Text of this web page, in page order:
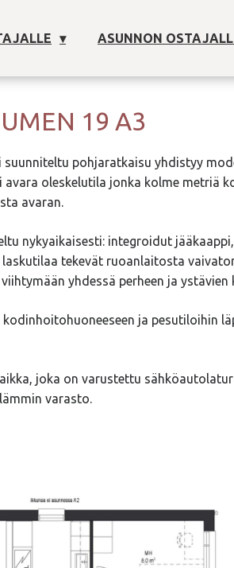
ASUNNON
19 A3
pohjaratkaisu yhdistyy
oleskelutila jonka kolme metriä
avaran.
nykyaikaisesti: integroidut
tekevät ruoanlaitosta
yhdessä perheen ja ystävien
ja pesutiloihin
joka on varustettu
varasto.